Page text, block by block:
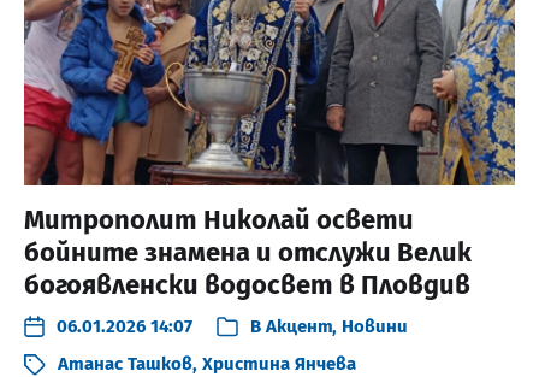
Митрополит Николай освети
бойните знамена и отслужи Велик
богоявленски водосвет в Пловдив
06.01.2026 14:07 В Акцент, Новини
Атанас Ташков, Христина Янчева